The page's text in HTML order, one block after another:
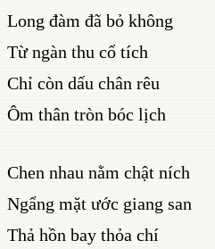
Long đàm đã bỏ không
Từ ngàn thu cổ tích
Chỉ còn dấu chân rêu
Ôm thân tròn bóc lịch
Chen nhau nằm chật ních
Ngẩng mặt ước giang san
Thả hồn bay thỏa chí